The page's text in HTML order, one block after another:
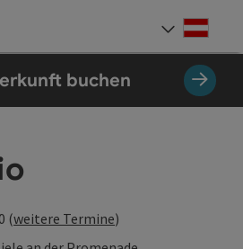
buchen
(weitere Termine)